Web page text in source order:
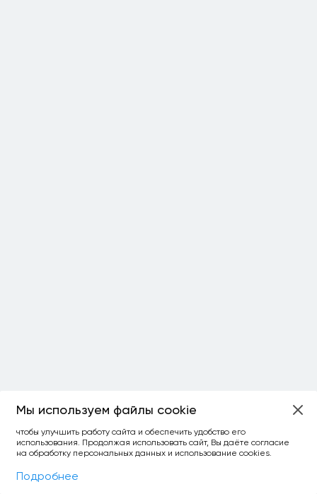
Фильтры
Мы используем файлы cookie
чтобы улучшить работу сайта и обеспечить удобство его
использования. Продолжая использовать сайт, Вы даёте согласие
на обработку персональных данных и использование cookies.
Подробнее
ОСТАЛОСЬ:
уточнить фильтр сравнить топ-3
спросить ИИ